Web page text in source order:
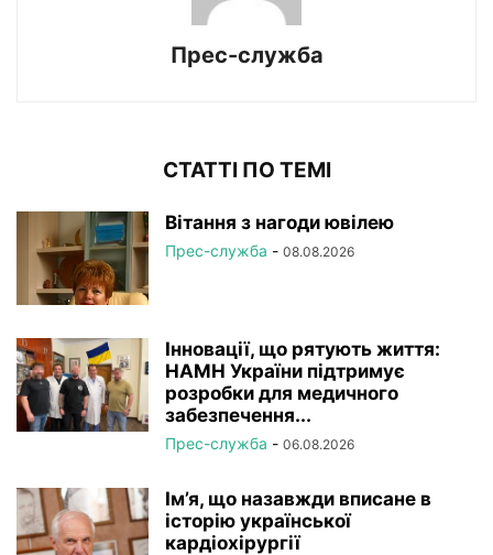
Прес-служба
СТАТТІ ПО ТЕМІ
Вітання з нагоди ювілею
Прес-служба - 08.08.2026
Інновації, що рятують життя:
НАМН України підтримує
розробки для медичного
забезпечення...
Прес-служба - 06.08.2026
Ім’я, що назавжди вписане в
історію української
кардіохірургії